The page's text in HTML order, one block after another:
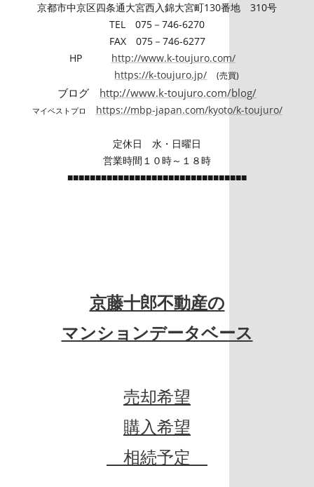
京都市中京区四条通大宮西入錦大宮町130番地 310号
TEL 075－746-6270
FAX 075－746-6277
HP http://www.k-toujuro.com/
https://k-toujuro.jp/
(売買)
ブログ http://www.k-toujuro.com/blog/
マイベストプロ https://mbp-japan.com/kyoto/k-toujuro/
定休日 水・日曜日
営業時間１０時～１８時
■■■■■■■■■■■■■■■■■■■■■■■■■■■■■■■■
京藤十郎不動産の
マンションデータベース
売却希望
購入希望
相続予定